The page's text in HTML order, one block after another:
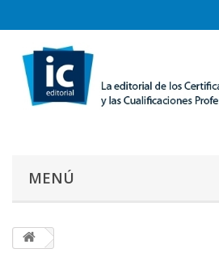
MENÚ